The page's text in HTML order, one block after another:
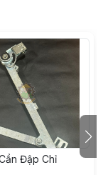
Đập Chỉ